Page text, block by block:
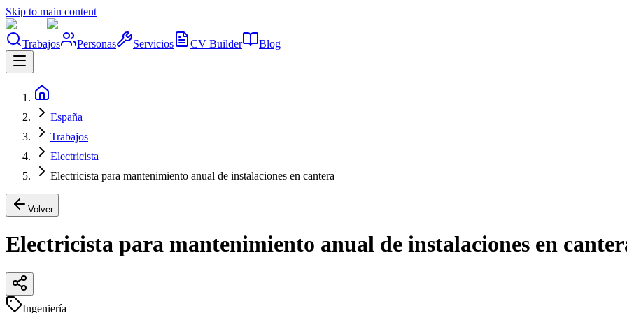
Skip to main content
Trabajos Personas Servicios CV Builder Blog
España
Trabajos
Electricista
Electricista para mantenimiento anual de instalaciones en cantera
Volver
Electricista para mantenimiento anual de instalaciones en
Ingeniería